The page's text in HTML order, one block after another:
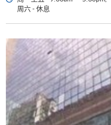
周六 - 休息